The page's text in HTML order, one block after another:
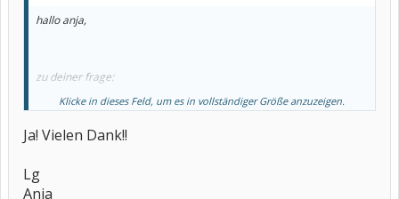
hallo anja,
zu deiner frage:
nein, er hat nicht recht. der ccp wert beschränkt sich fast nur auf
nicht auf alle, ca. 400 verschiedenen rheumaformen.
Klicke in dieses Feld, um es in vollständiger Größe anzuzeigen.
Ja! Vielen Dank!!
Lg
Anja